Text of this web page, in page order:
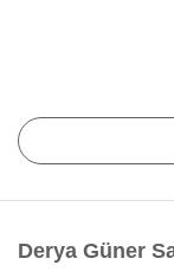
Derya Güner